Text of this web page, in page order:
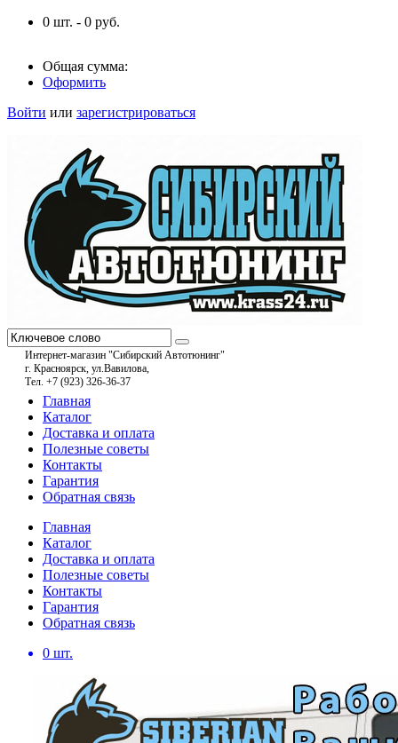
0 шт. - 0 руб.
Общая сумма:
Оформить
Войти или зарегистрироваться
Интернет-магазин "Сибирский Автотюнинг"
г. Красноярск, ул.Вавилова,
Тел. +7 (923) 326-36-37
Главная
Каталог
Доставка и оплата
Полезные советы
Контакты
Гарантия
Обратная связь
Главная
Каталог
Доставка и оплата
Полезные советы
Контакты
Гарантия
Обратная связь
0 шт.